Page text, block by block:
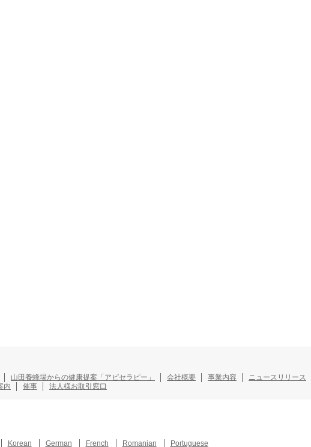
山田養蜂場からの健康提案「アピセラピー」 会社概要 事業内容
ニュースリリース
内 催事 法人様お取引窓口
Korean German French Romanian Portuguese